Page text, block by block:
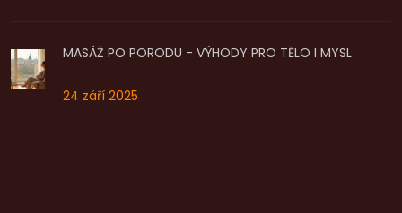
MASÁŽ PO PORODU - VÝHODY PRO TĚLO I MYSL
24 září 2025